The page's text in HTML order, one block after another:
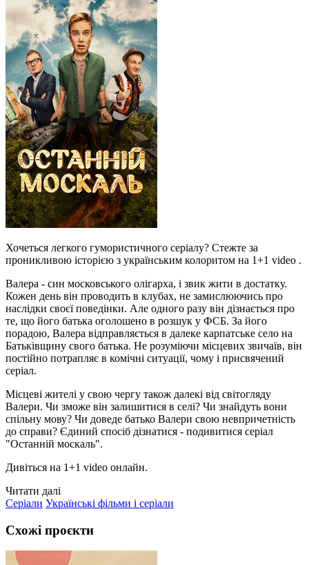
Хочеться легкого гумористичного серіалу? Стежте за
проникливою історією з українським колоритом на 1+1 video .
Валера - син московського олігарха, і звик жити в достатку.
Кожен день він проводить в клубах, не замислюючись про
наслідки своєї поведінки. Але одного разу він дізнається про
те, що його батька оголошено в розшук у ФСБ. За його
порадою, Валера відправляється в далеке карпатське село на
Батьківщину свого батька. Не розуміючи місцевих звичаїв, він
постійно потрапляє в комічні ситуації, чому і присвячений
серіал.
Місцеві жителі у свою чергу також далекі від світогляду
Валери. Чи зможе він залишитися в селі? Чи знайдуть вони
спільну мову? Чи доведе батько Валери свою невпричетність
до справи? Єдиний спосіб дізнатися - подивитися серіал
"Останній москаль".
Дивіться на 1+1 video онлайн.
Читати далі
Серіали Українські фільми і серіали
Схожі проєкти